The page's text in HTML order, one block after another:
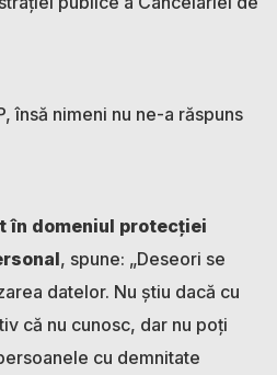
însă nimeni nu ne-a răspuns
în domeniul protecției
, spune: „Deseori se
datelor. Nu știu dacă cu
că nu cunosc, dar nu poți
cu demnitate